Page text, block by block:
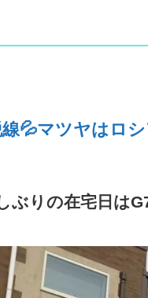
💦マツヤはロ
ぶりの在宅日は